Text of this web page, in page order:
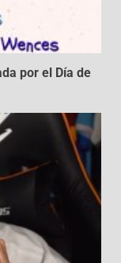
por el Día de